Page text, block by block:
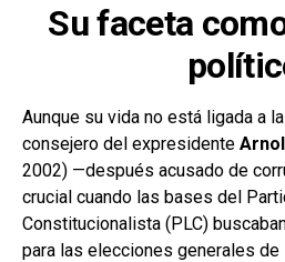
Su faceta
Aunque su vida no está ligada a
consejero del expresidente
2002) —después acusado de
crucial cuando las bases del
Constitucionalista (PLC)
para las elecciones generales de